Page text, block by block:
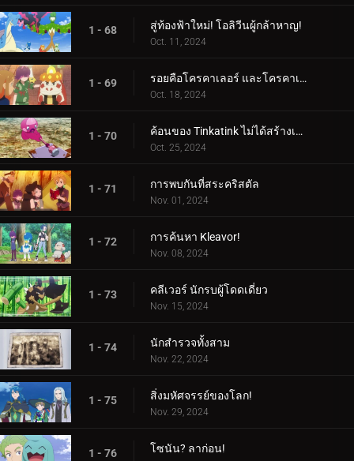
1 - 68 สู่ท้องฟ้าใหม่! โอลิวีนผู้กล้าหาญ!
Oct. 11, 2024
1 - 69 รอยคือโครคาเลอร์ และโครคาเลอร์ก็คือรอย!
Oct. 18, 2024
1 - 70 ค้อนของ Tinkatink ไม่ได้สร้างเสร็จภายในวันเดียว
Oct. 25, 2024
1 - 71 การพบกันที่สระคริสตัล
Nov. 01, 2024
1 - 72 การค้นหา Kleavor!
Nov. 08, 2024
1 - 73 คลีเวอร์ นักรบผู้โดดเดี่ยว
Nov. 15, 2024
1 - 74 นักสำรวจทั้งสาม
Nov. 22, 2024
1 - 75 สิ่งมหัศจรรย์ของโลก!
Nov. 29, 2024
1 - 76 โซนัน? ลาก่อน!